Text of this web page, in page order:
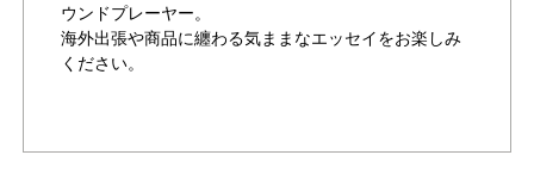
ウンドプレーヤー。
海外出張や商品に纏わる気ままなエッセイをお楽しみ
ください。